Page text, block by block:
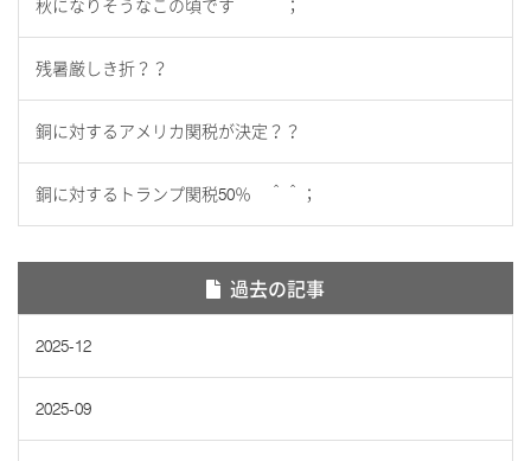
秋になりそうなこの頃です ＾＾；
残暑厳しき折？？
銅に対するアメリカ関税が決定？？
銅に対するトランプ関税50％ ＾＾；
過去の記事
2025-12
2025-09